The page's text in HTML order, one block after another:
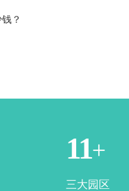
？
3+
三大园区